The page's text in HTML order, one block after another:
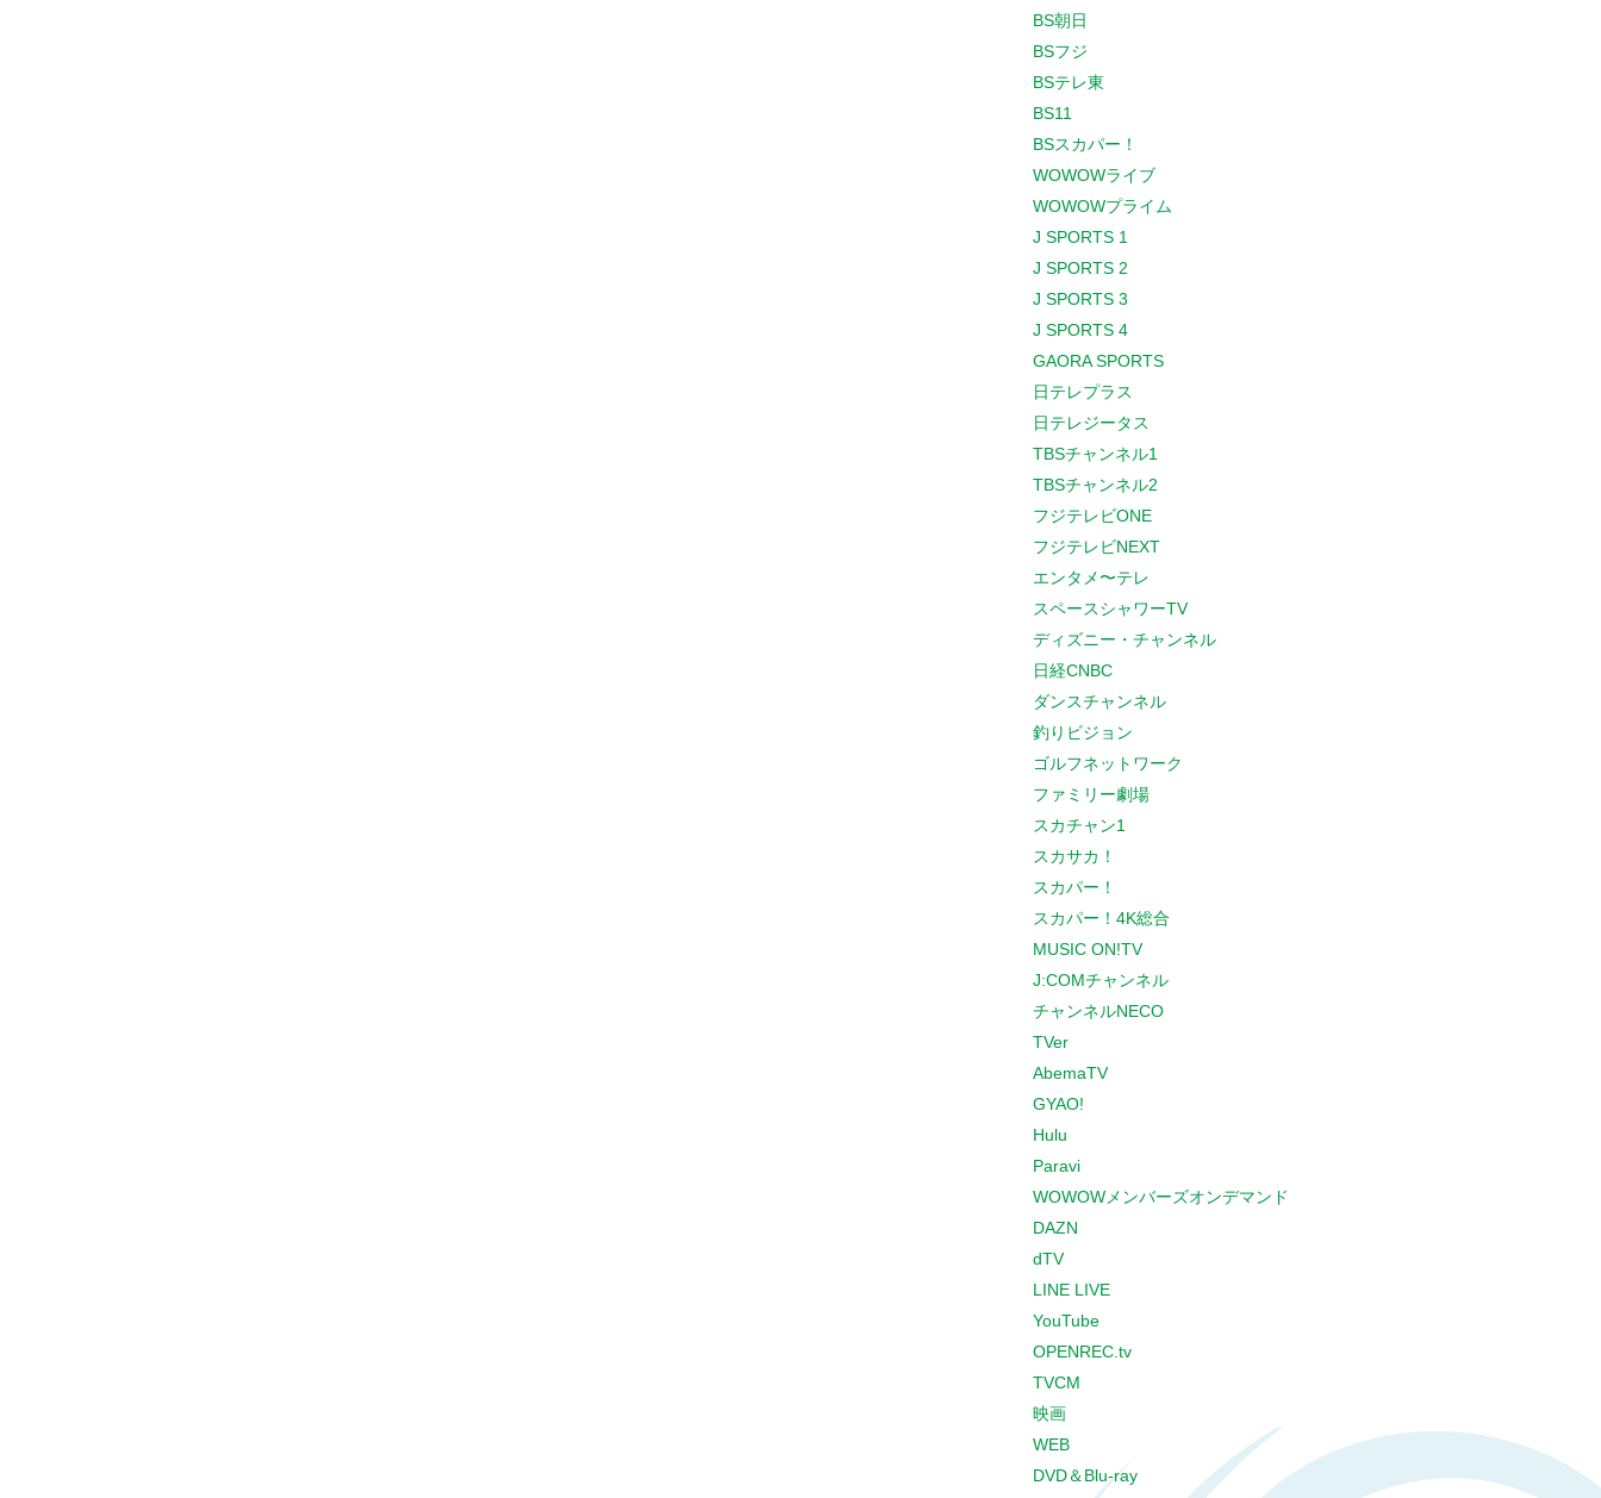
BS朝日
BSフジ
BSテレ東
BS11
BSスカパー！
WOWOWライブ
WOWOWプライム
J SPORTS 1
J SPORTS 2
J SPORTS 3
J SPORTS 4
GAORA SPORTS
日テレプラス
日テレジータス
TBSチャンネル1
TBSチャンネル2
フジテレビONE
フジテレビNEXT
エンタメ〜テレ
スペースシャワーTV
ディズニー・チャンネル
日経CNBC
ダンスチャンネル
釣りビジョン
ゴルフネットワーク
ファミリー劇場
スカチャン1
スカサカ！
スカパー！
スカパー！4K総合
MUSIC ON!TV
J:COMチャンネル
チャンネルNECO
TVer
AbemaTV
GYAO!
Hulu
Paravi
WOWOWメンバーズオンデマンド
DAZN
dTV
LINE LIVE
YouTube
OPENREC.tv
TVCM
映画
WEB
DVD＆Blu-ray